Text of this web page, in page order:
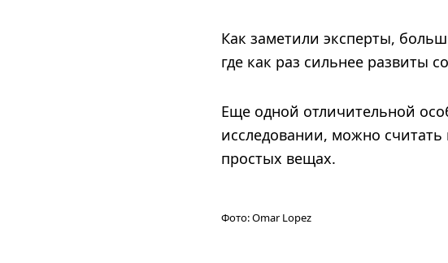
Как заметили эксперты,
где как раз сильнее развиты
Еще одной отличительной
исследовании, можно
простых вещах.
Фото:Omar Lopez